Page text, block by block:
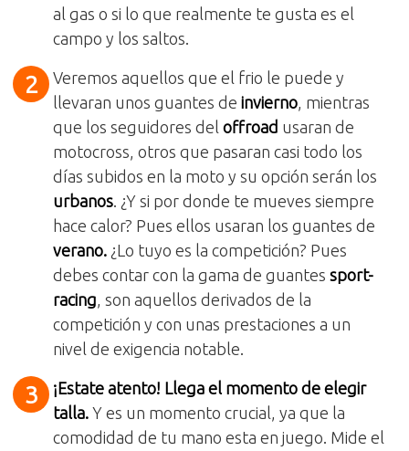
al gas o si lo que realmente te gusta es el
campo y los saltos.
Veremos aquellos que el frio le puede y
llevaran unos guantes de invierno, mientras
que los seguidores del offroad usaran de
motocross, otros que pasaran casi todo los
días subidos en la moto y su opción serán los
urbanos. ¿Y si por donde te mueves siempre
hace calor? Pues ellos usaran los guantes de
verano. ¿Lo tuyo es la competición? Pues
debes contar con la gama de guantes sport-
racing, son aquellos derivados de la
competición y con unas prestaciones a un
nivel de exigencia notable.
¡Estate atento! Llega el momento de elegir
talla. Y es un momento crucial, ya que la
comodidad de tu mano esta en juego. Mide el